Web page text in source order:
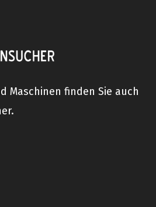
Maschinen finden Sie auch